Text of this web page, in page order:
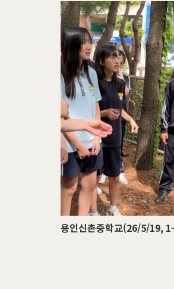
용인신촌중학교(26/5/19,